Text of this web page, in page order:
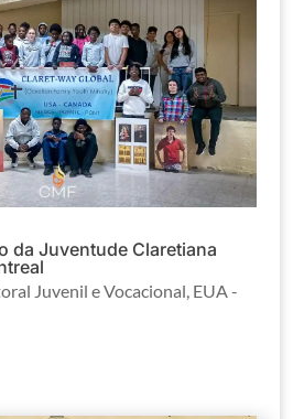
da Juventude Claretiana
Juvenil e Vocacional, EUA -